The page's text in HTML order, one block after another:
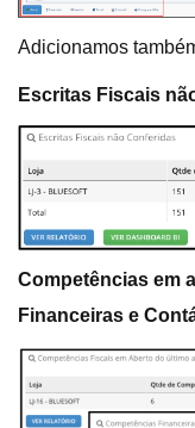
Adicionamos
Escritas Fiscais
Competências em
Financeiras e